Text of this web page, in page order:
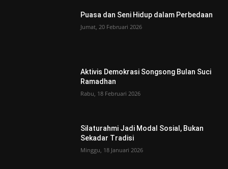
Puasa dan Seni Hidup dalam Perbedaan
Jumat, 20 Februari 2026
Aktivis Demokrasi Songsong Bulan Suci
Ramadhan
Rabu, 18 Februari 2026
Silaturahmi Jadi Modal Sosial, Bukan
Sekadar Tradisi
Minggu, 18 Januari 2026